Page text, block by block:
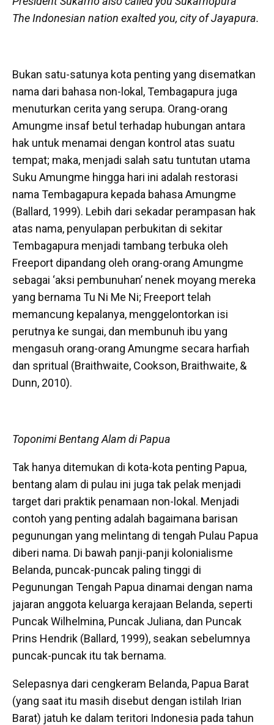
The Indonesian nation exalted you, city of Jayapura.
Bukan satu-satunya kota penting yang disematkan
nama dari bahasa non-lokal, Tembagapura juga
menuturkan cerita yang serupa. Orang-orang
Amungme insaf betul terhadap hubungan antara
hak untuk menamai dengan kontrol atas suatu
tempat; maka, menjadi salah satu tuntutan utama
Suku Amungme hingga hari ini adalah restorasi
nama Tembagapura kepada bahasa Amungme
(Ballard, 1999). Lebih dari sekadar perampasan hak
atas nama, penyulapan perbukitan di sekitar
Tembagapura menjadi tambang terbuka oleh
Freeport dipandang oleh orang-orang Amungme
sebagai ‘aksi pembunuhan’ nenek moyang mereka
yang bernama Tu Ni Me Ni; Freeport telah
memancung kepalanya, menggelontorkan isi
perutnya ke sungai, dan membunuh ibu yang
mengasuh orang-orang Amungme secara harfiah
dan spritual (Braithwaite, Cookson, Braithwaite, &
Dunn, 2010).
Toponimi Bentang Alam di Papua
Tak hanya ditemukan di kota-kota penting Papua,
bentang alam di pulau ini juga tak pelak menjadi
target dari praktik penamaan non-lokal. Menjadi
contoh yang penting adalah bagaimana barisan
pegunungan yang melintang di tengah Pulau Papua
diberi nama. Di bawah panji-panji kolonialisme
Belanda, puncak-puncak paling tinggi di
Pegunungan Tengah Papua dinamai dengan nama
jajaran anggota keluarga kerajaan Belanda, seperti
Puncak Wilhelmina, Puncak Juliana, dan Puncak
Prins Hendrik (Ballard, 1999), seakan sebelumnya
puncak-puncak itu tak bernama.
Selepasnya dari cengkeram Belanda, Papua Barat
(yang saat itu masih disebut dengan istilah Irian
Barat) jatuh ke dalam teritori Indonesia pada tahun